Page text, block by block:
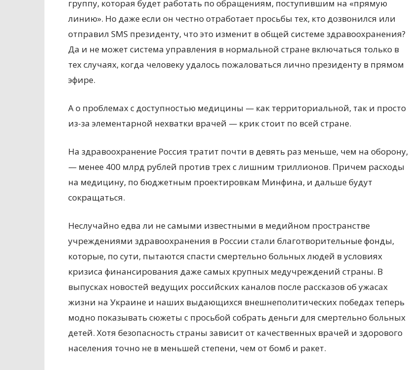
группу, которая будет работать по обращениям, поступившим на «прямую
линию». Но даже если он честно отработает просьбы тех, кто дозвонился или
отправил SMS президенту, что это изменит в общей системе здравоохранения?
Да и не может система управления в нормальной стране включаться только в
тех случаях, когда человеку удалось пожаловаться лично президенту в прямом
эфире.
А о проблемах с доступностью медицины — как территориальной, так и просто
из-за элементарной нехватки врачей — крик стоит по всей стране.
На здравоохранение Россия тратит почти в девять раз меньше, чем на оборону,
— менее 400 млрд рублей против трех с лишним триллионов. Причем расходы
на медицину, по бюджетным проектировкам Минфина, и дальше будут
сокращаться.
Неслучайно едва ли не самыми известными в медийном пространстве
учреждениями здравоохранения в России стали благотворительные фонды,
которые, по сути, пытаются спасти смертельно больных людей в условиях
кризиса финансирования даже самых крупных медучреждений страны. В
выпусках новостей ведущих российских каналов после рассказов об ужасах
жизни на Украине и наших выдающихся внешнеполитических победах теперь
модно показывать сюжеты с просьбой собрать деньги для смертельно больных
детей. Хотя безопасность страны зависит от качественных врачей и здорового
населения точно не в меньшей степени, чем от бомб и ракет.